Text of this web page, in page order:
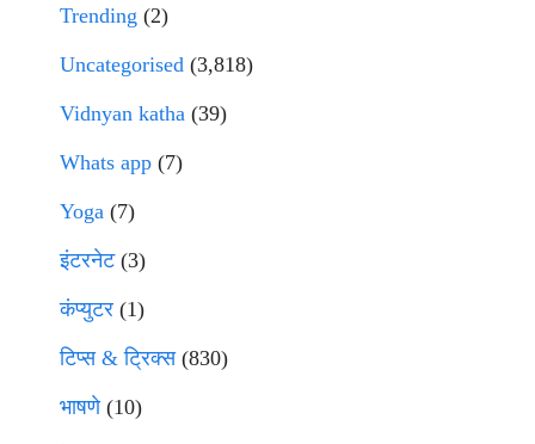
Trending (2)
Uncategorised (3,818)
Vidnyan katha (39)
Whats app (7)
Yoga (7)
इंटरनेट(3)
कंप्युटर (1)
टिप्स & ट्रिक्स(830)
भाषणे(10)